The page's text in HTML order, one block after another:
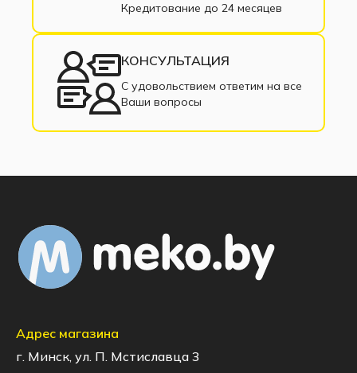
Кредитование до 24 месяцев
КОНСУЛЬТАЦИЯ
С удовольствием ответим на все
Ваши вопросы
Адрес магазина
г. Минск, ул. П. Мстиславца 3